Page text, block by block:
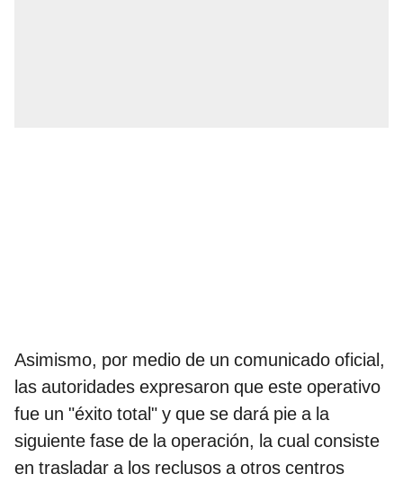
Asimismo, por medio de un comunicado oficial,
las autoridades expresaron que este operativo
fue un "éxito total" y que se dará pie a la
siguiente fase de la operación, la cual consiste
en trasladar a los reclusos a otros centros